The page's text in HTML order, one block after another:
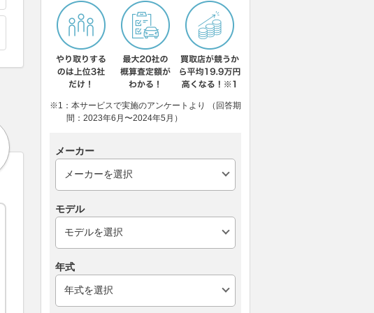
※1：本サービスで実施のアンケートより （回答期
間：2023年6月〜2024年5月）
メーカー
モデル
年式